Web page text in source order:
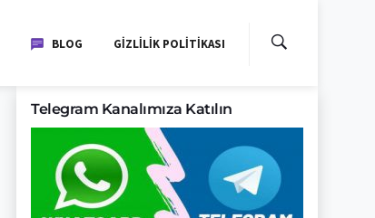
BLOG GIZLILIK POLITIKASI
Telegram Kanalımıza Katılın